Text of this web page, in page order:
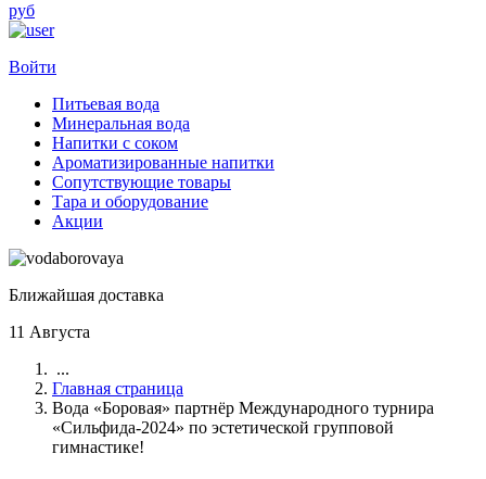
руб
Войти
Питьевая вода
Минеральная вода
Напитки с соком
Ароматизированные напитки
Сопутствующие товары
Тара и оборудование
Акции
Ближайшая доставка
11 Августа
...
Главная страница
Вода «Боровая» партнёр Международного турнира
«Сильфида-2024» по эстетической групповой
гимнастике!